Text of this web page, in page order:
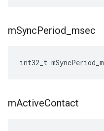
mSyncPeriod msec
int32_t
mActiveContact